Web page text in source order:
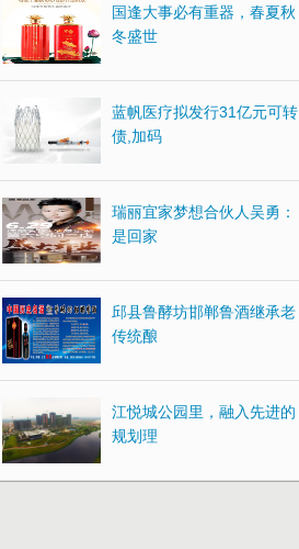
国逢大事必有重器，春夏秋
冬盛世
蓝帆医疗拟发行31亿元可转
债,加码
瑞丽宜家梦想合伙人吴勇：
是回家
邱县鲁酵坊邯郸鲁酒继承老
传统酿
江悦城公园里，融入先进的
规划理